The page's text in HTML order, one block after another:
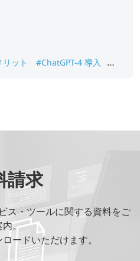
ット
#ChatGPT-4 導入
請求
ス・ツールに関する資料をご
内。
ードいただけます。